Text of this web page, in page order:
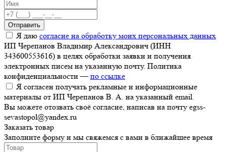
Отправить
Я даю согласие на обработку моих персональных данных
ИП Черепанов Владимир Александрович (ИНН
343600553616) в целях обработки заявки и получения
электронных писем на указанную почту. Политика
конфиденциальности —по ссылке
Я согласен получать рекламные и информационные
материалы от ИП Черепанов В. А. на указанный email.
Вы можете отозвать своё согласие, написав на почту egss-
sevastopol@yandex.ru
Заказать товар
Заполните форму и мы свяжемся с вами в ближайшее время